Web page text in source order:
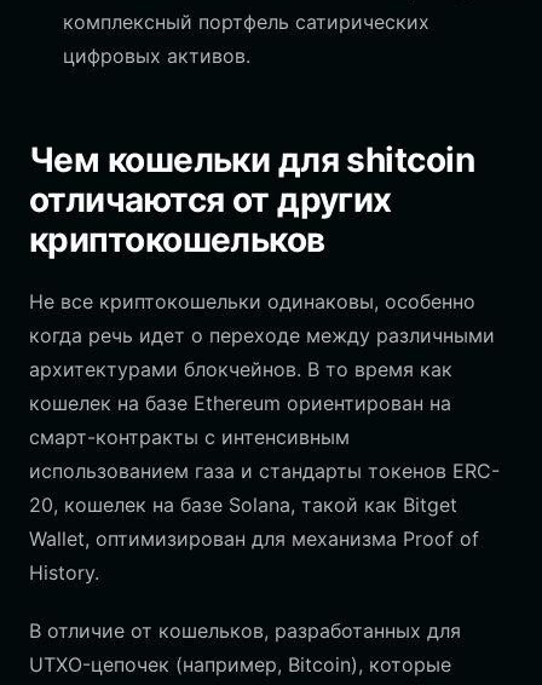
комплексный портфель сатирических
цифровых активов.
Чем кошельки для shitcoin
отличаются от других
криптокошельков
Не все криптокошельки одинаковы, особенно
когда речь идет о переходе между различными
архитектурами блокчейнов. В то время как
кошелек на базе Ethereum ориентирован на
смарт-контракты с интенсивным
использованием газа и стандарты токенов ERC-
20, кошелек на базе Solana, такой как Bitget
Wallet, оптимизирован для механизма Proof of
History.
В отличие от кошельков, разработанных для
UTXO-цепочек (например, Bitcoin), которые